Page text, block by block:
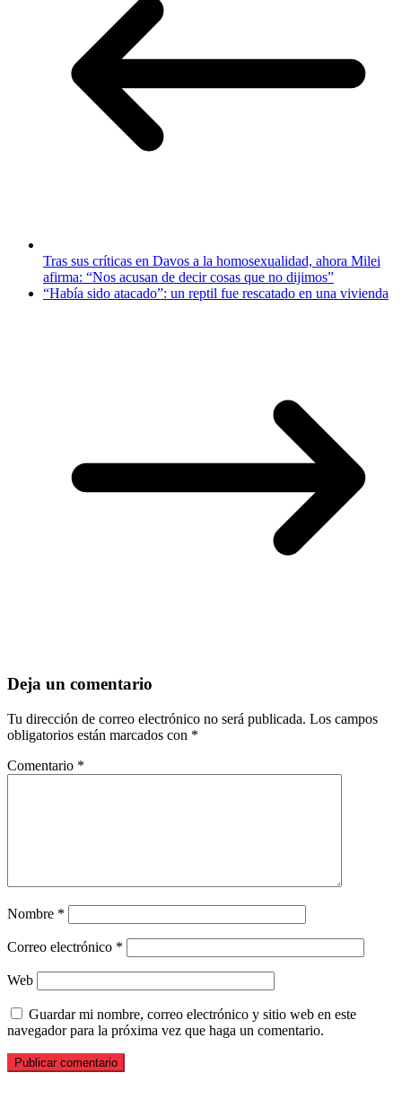
Tras sus críticas en Davos a la homosexualidad, ahora Milei
afirma: “Nos acusan de decir cosas que no dijimos”
“Había sido atacado”: un reptil fue rescatado en una vivienda
Deja un comentario
Tu dirección de correo electrónico no será publicada. Los campos
obligatorios están marcados con *
Comentario *
Nombre *
Correo electrónico *
Web
Guardar mi nombre, correo electrónico y sitio web en este
navegador para la próxima vez que haga un comentario.